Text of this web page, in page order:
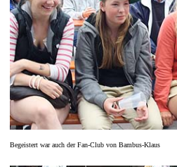
Begeistert war auch der Fan-Club von Bambus-Klaus